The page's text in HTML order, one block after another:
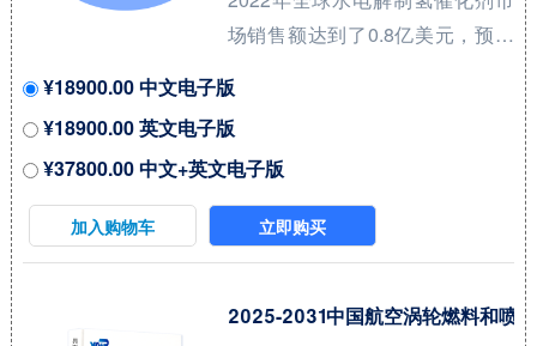
场销售额达到了0.8亿美元，预计
增长率（CAGR）为
47.5%（2023-2029）。地区层面
来看，中国市场在过去几年变化
较快，2022年市场规模为 百万美
元，约占全球的 %，预计2029年
将达到 %。 全球水电解制氢催化
¥18900.00 中文电子版
¥18900.00 英文电子版
¥37800.00 中文+英文电子版
加入购物车 立即购买
2025-2031中国航空涡轮燃料和喷